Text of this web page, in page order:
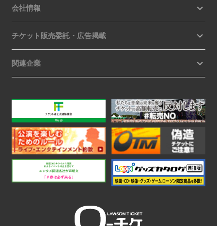
会社情報
チケット販売委託・広告掲載
関連企業